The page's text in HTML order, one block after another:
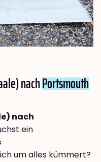
nachPortsmouth
nach
ein
um alles kümmert?